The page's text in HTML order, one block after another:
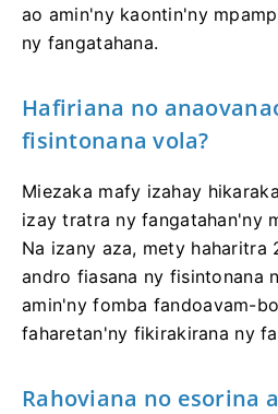
ao amin'ny kaontin'ny
ny fangatahana.
Hafiriana no
fisintonana vola?
Miezaka mafy izahay
izay tratra ny fangatahan'ny
Na izany aza, mety haharitra
andro fiasana ny fisintonana
amin'ny fomba fandoavam-
faharetan'ny fikirakirana ny
Rahoviana no esorina